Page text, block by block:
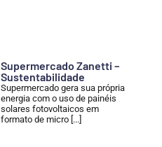
Supermercado Zanetti –
Sustentabilidade
Supermercado gera sua própria
energia com o uso de painéis
solares fotovoltaicos em
formato de micro [...]